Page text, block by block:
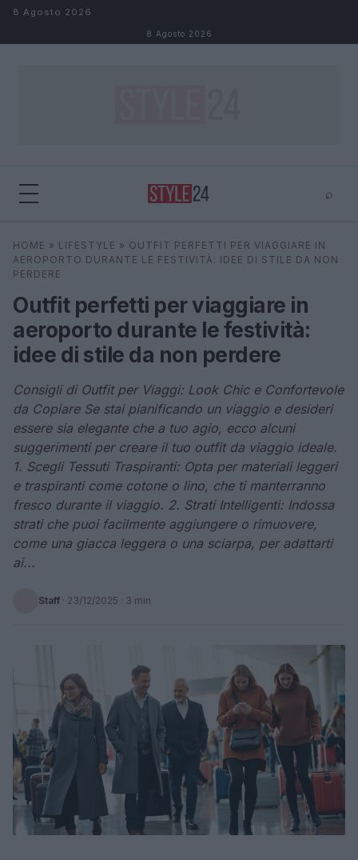
Salta al contenuto
8 Agosto 2026
8 Agosto 2026
⌕
Cerca ⌕
HOME » LIFESTYLE » OUTFIT PERFETTI PER VIAGGIARE IN
AEROPORTO DURANTE LE FESTIVITÀ: IDEE DI STILE DA NON
PERDERE
Outfit perfetti per viaggiare in
aeroporto durante le festività:
idee di stile da non perdere
Consigli di Outfit per Viaggi: Look Chic e Confortevole
da Copiare Se stai pianificando un viaggio e desideri
essere sia elegante che a tuo agio, ecco alcuni
suggerimenti per creare il tuo outfit da viaggio ideale.
1. Scegli Tessuti Traspiranti: Opta per materiali leggeri
e traspiranti come cotone o lino, che ti manterranno
fresco durante il viaggio. 2. Strati Intelligenti: Indossa
strati che puoi facilmente aggiungere o rimuovere,
come una giacca leggera o una sciarpa, per adattarti
ai...
Staff · 23/12/2025 · 3 min